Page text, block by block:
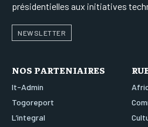
présidentielles aux initiatives
NEWSLETTER
NOS PARTENIAIRES
It-Admin
Togoreport
L’integral